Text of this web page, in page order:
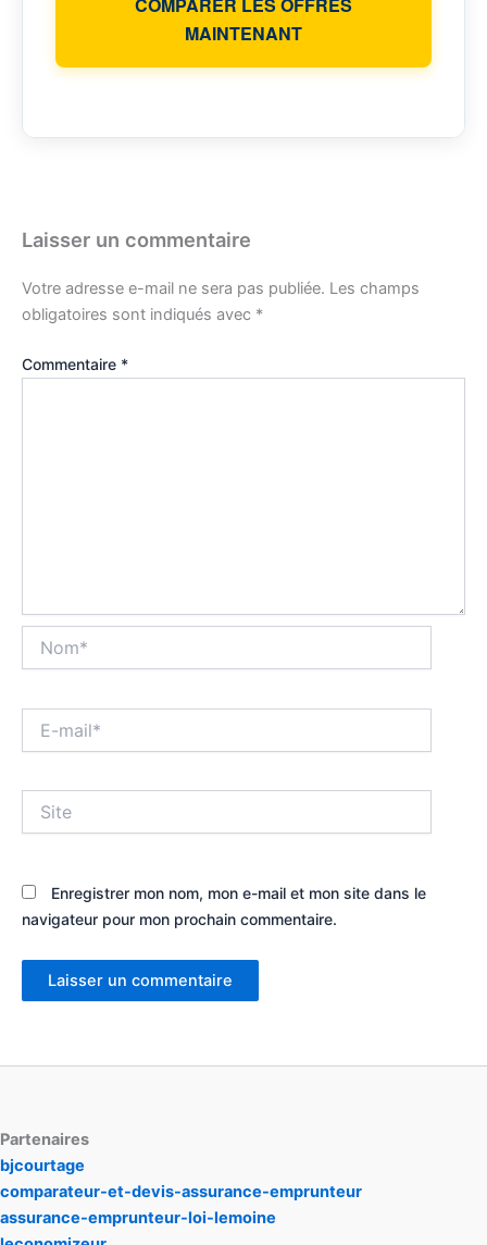
COMPARER LES OFFRES
MAINTENANT
Laisser un commentaire
Votre adresse e-mail ne sera pas publiée. Les champs
obligatoires sont indiqués avec *
Commentaire *
mail*
Enregistrer mon nom, mon e-mail et mon site dans le
navigateur pour mon prochain commentaire.
Partenaires
bjcourtage
comparateur-et-devis-assurance-emprunteur
assurance-emprunteur-loi-lemoine